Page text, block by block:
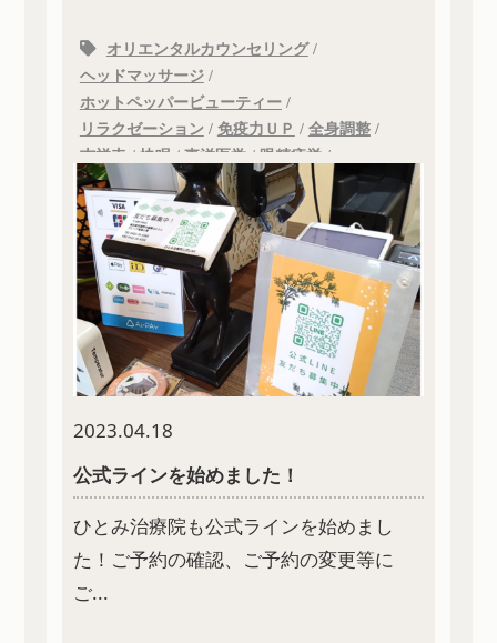
オリエンタルカウンセリング/
ヘッドマッサージ/
ホットペッパービューティー/
リラクゼーション / 免疫力ＵＰ / 全身調整/
吉祥寺 / 快眠 / 東洋医学/ 眼精疲労/
鍼灸マッサージ院
2023.04.18
公式ラインを始めました！
ひとみ治療院も公式ラインを始めまし
た！ご予約の確認、ご予約の変更等に
ご...